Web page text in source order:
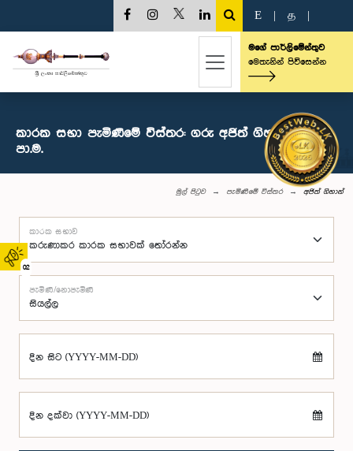
02
E த
මගේ පාර්ලිමේන්තුව
මෙතැනින් පිවිසෙන්න
කාරක සභා පැමිණීමේ විස්තර: ගරු අජිත් ගිහාන් මහතා,
පා.ම.
මුල් පිටුව පැමිණීමේ විස්තර අජිත් ගිහාන්
කාරක සභාව
පැමිණි/නොපැමිණි
දින සිට (YYYY-MM-DD)
දින දක්වා (YYYY-MM-DD)